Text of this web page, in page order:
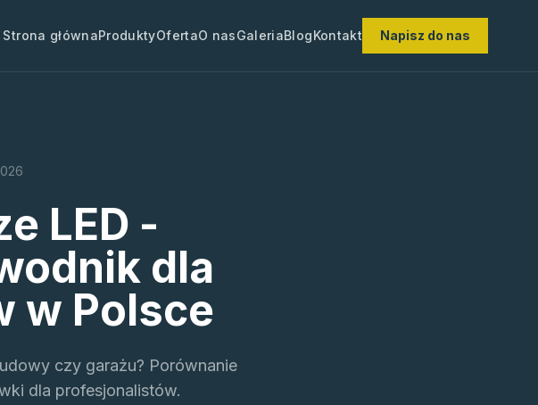
Strona głównaProduktyOfertaO nasGaleriaBlogKontakt Napisz do nas
LED -
dla
w Polsce
czy garażu? Porównanie
dla profesjonalistów.